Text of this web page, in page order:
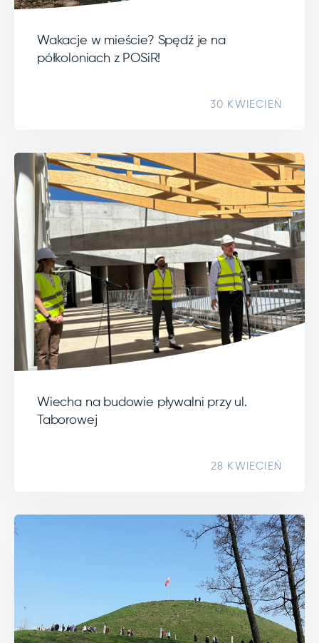
Wakacje w mieście? Spędź je na
półkoloniach z POSiR!
30 KWIECIEŃ
Wiecha na budowie pływalni przy ul.
Taborowej
28 KWIECIEŃ